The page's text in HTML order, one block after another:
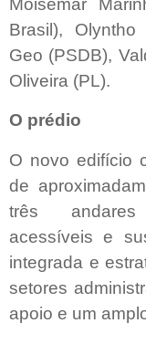
Brasil),
Geo (PSDB),
Oliveira (PL).
O prédio
O novo edifício
de
três andares
acessíveis e
integrada e
setores
apoio e um